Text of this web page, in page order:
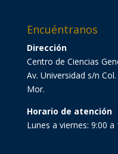
Encuéntranos
Dirección
Centro de Ciencias
Av. Universidad s/n
Mor.
Horario de atención
Lunes a viernes: 9:00 a